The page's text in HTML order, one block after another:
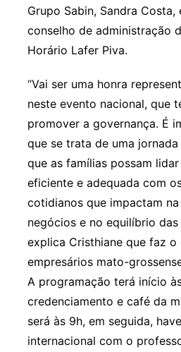
Grupo Sabin, Sandra
conselho de administração
Horário Lafer Piva.
“Vai ser uma honra
neste evento nacional, que
promover a governança. É
que se trata de uma
que as famílias possam
eficiente e adequada com
cotidianos que impactam
negócios e no equilíbrio das
explica Cristhiane que faz o
empresários mato-
A programação terá início
credenciamento e café da
será às 9h, em seguida,
internacional com o